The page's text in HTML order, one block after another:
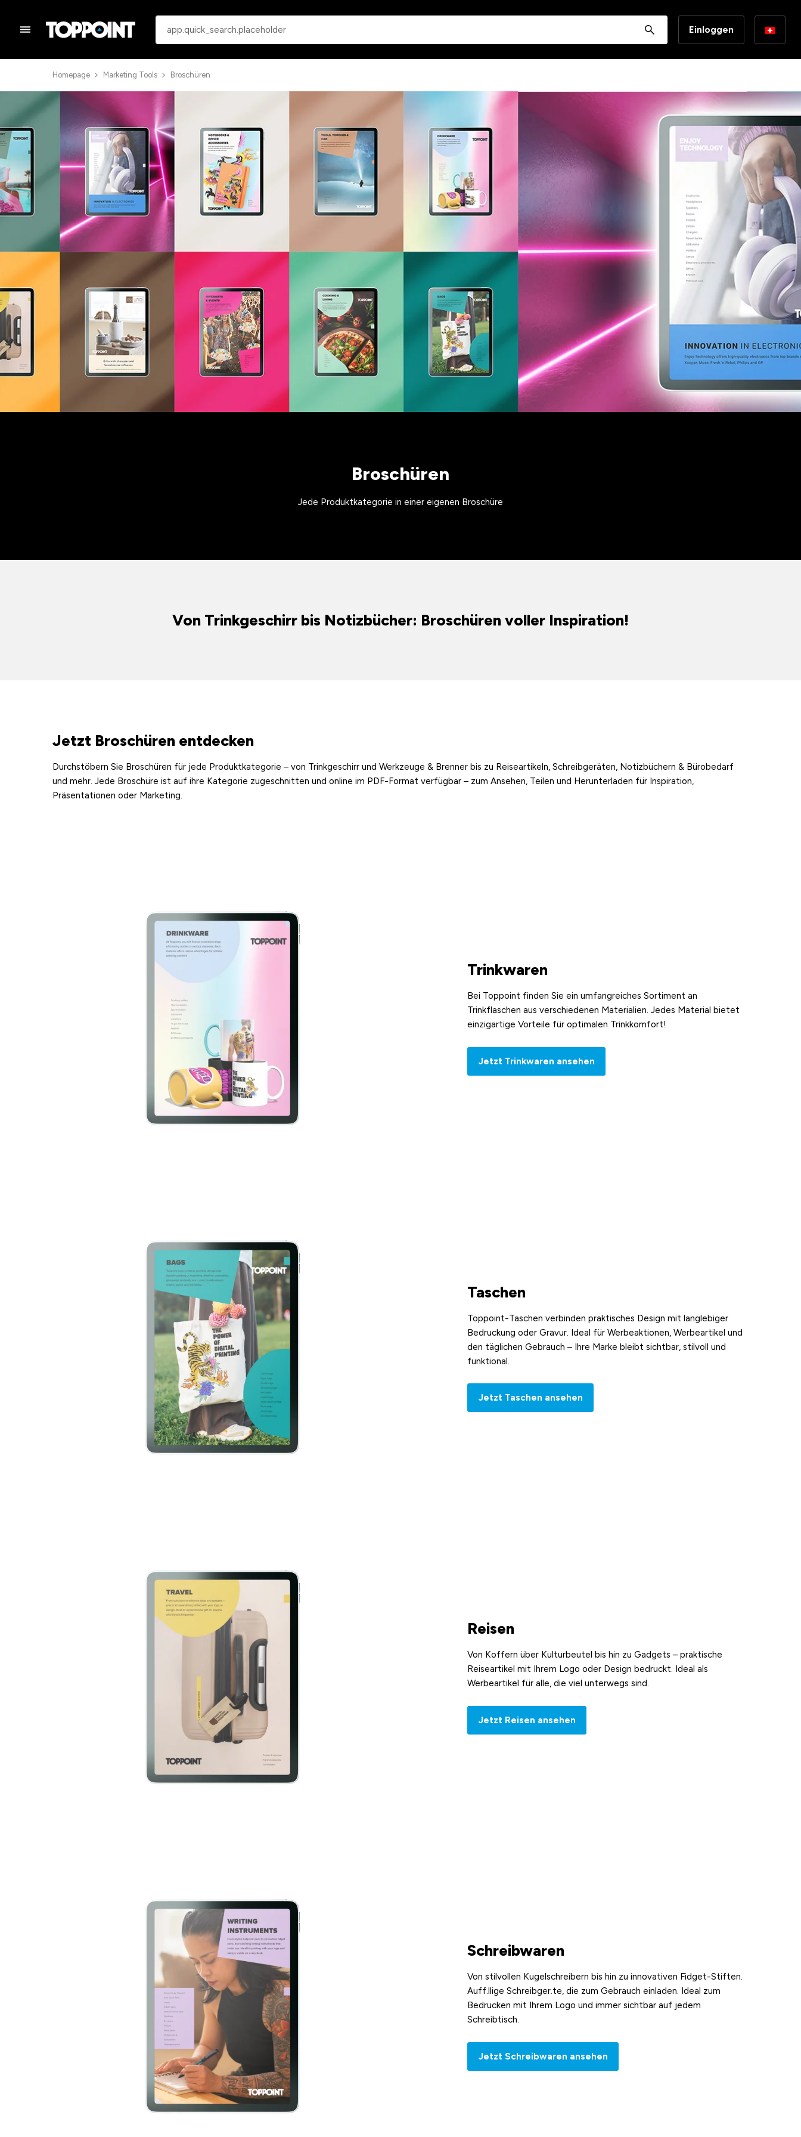
Einloggen
Homepage Marketing Tools Broschüren
Broschüren
Jede Produktkategorie in einer eigenen Broschüre
Von Trinkgeschirr bis Notizbücher: Broschüren voller Inspiration!
Jetzt Broschüren entdecken
Durchstöbern Sie Broschüren für jede Produktkategorie – von Trinkgeschirr und Werkzeuge & Brenner bis zu Reiseartikeln, Schreibgeräten, Notizbüchern & Bürobedarf
und mehr. Jede Broschüre ist auf ihre Kategorie zugeschnitten und online im PDF-Format verfügbar – zum Ansehen, Teilen und Herunterladen für Inspiration,
Präsentationen oder Marketing.
Trinkwaren
Bei Toppoint finden Sie ein umfangreiches Sortiment an
Trinkflaschen aus verschiedenen Materialien. Jedes Material bietet
einzigartige Vorteile für optimalen Trinkkomfort!
Jetzt Trinkwaren ansehen
Taschen
Toppoint-Taschen verbinden praktisches Design mit langlebiger
Bedruckung oder Gravur. Ideal für Werbeaktionen, Werbeartikel und
den täglichen Gebrauch – Ihre Marke bleibt sichtbar, stilvoll und
funktional.
Jetzt Taschen ansehen
Reisen
Von Koffern über Kulturbeutel bis hin zu Gadgets – praktische
Reiseartikel mit Ihrem Logo oder Design bedruckt. Ideal als
Werbeartikel für alle, die viel unterwegs sind.
Jetzt Reisen ansehen
Schreibwaren
Von stilvollen Kugelschreibern bis hin zu innovativen Fidget-Stiften.
Auff.llige Schreibger.te, die zum Gebrauch einladen. Ideal zum
Bedrucken mit Ihrem Logo und immer sichtbar auf jedem
Schreibtisch.
Jetzt Schreibwaren ansehen